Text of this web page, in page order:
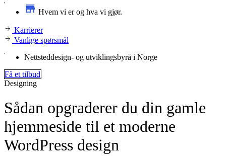
Hvem vi er og hva vi gjør.
Karrierer
Vanlige spørsmål
Nettsteddesign- og utviklingsbyrå i Norge
Få et tilbud
Designing
Sådan opgraderer du din gamle
hjemmeside til et moderne
WordPress design